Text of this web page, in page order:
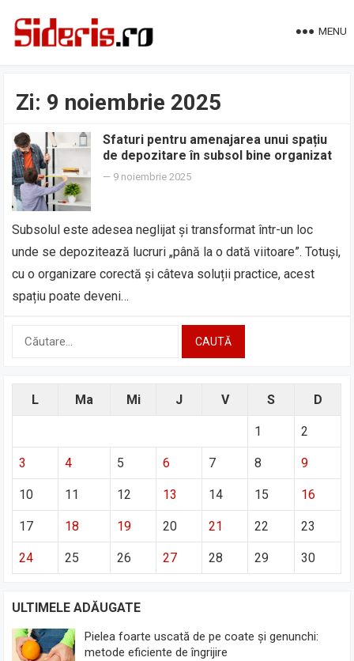
MENU
Zi: 9 noiembrie 2025
Sfaturi pentru amenajarea unui spațiu
de depozitare în subsol bine organizat
— 9 noiembrie 2025
Subsolul este adesea neglijat și transformat într-un loc
unde se depozitează lucruri „până la o dată viitoare”. Totuși,
cu o organizare corectă și câteva soluții practice, acest
spațiu poate deveni…
Caută
L Ma Mi J V S D
1 2
3 4 5 6 7 8 9
10 11 12 13 14 15 16
17 18 19 20 21 22 23
24 25 26 27 28 29 30
ULTIMELE ADĂUGATE
Pielea foarte uscată de pe coate și genunchi:
metode eficiente de îngrijire